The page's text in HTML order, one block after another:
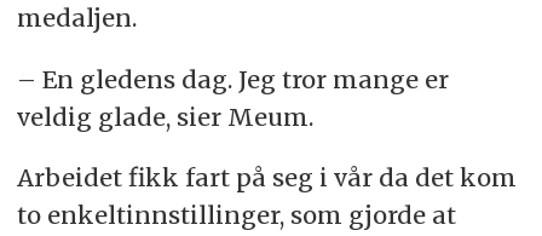
medaljen.
– En gledens dag. Jeg tror mange er
veldig glade, sier Meum.
Arbeidet fikk fart på seg i vår da det kom
to enkeltinnstillinger, som gjorde at